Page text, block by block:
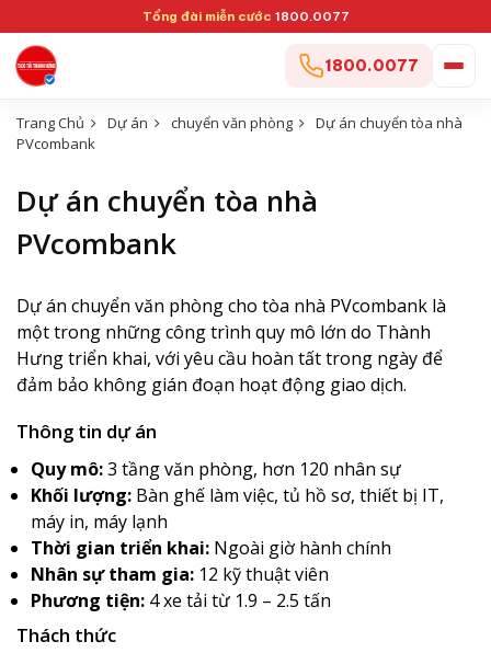
Tổng đài miễn cước 1800.0077
1800.0077
Trang Chủ Dự án chuyển văn phòng
Dự án chuyển tòa nhà
PVcombank
Dự án chuyển tòa nhà
PVcombank
Dự án chuyển văn phòng cho tòa nhà PVcombank là
một trong những công trình quy mô lớn do Thành
Hưng triển khai, với yêu cầu hoàn tất trong ngày để
đảm bảo không gián đoạn hoạt động giao dịch.
Thông tin dự án
Quy mô:3 tầng văn phòng, hơn 120 nhân sự
Khối lượng:Bàn ghế làm việc, tủ hồ sơ, thiết bị IT,
máy in, máy lạnh
Thời gian triển khai:Ngoài giờ hành chính
Nhân sự tham gia:12 kỹ thuật viên
Phương tiện:4 xe tải từ 1.9 – 2.5 tấn
Thách thức